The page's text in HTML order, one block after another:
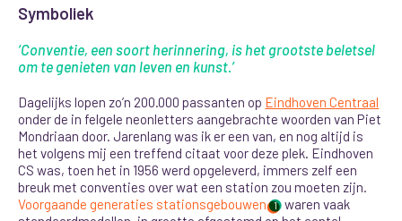
Symboliek
‘Conventie, een soort herinnering, is het grootste beletsel
om te genieten van leven en kunst.’
Dagelijks lopen zo’n 200.000 passanten op Eindhoven Centraal
onder de in felgele neonletters aangebrachte woorden van Piet
Mondriaan door. Jarenlang was ik er een van, en nog altijd is
het volgens mij een treffend citaat voor deze plek. Eindhoven
CS was, toen het in 1956 werd opgeleverd, immers zelf een
breuk met conventies over wat een station zou moeten zijn.
Voorgaande generaties stationsgebouwen 1 waren vaak